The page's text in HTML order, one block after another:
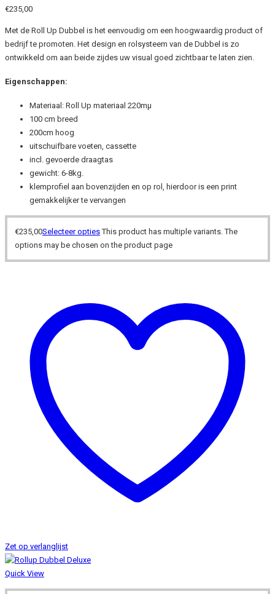
€235,00
Met de Roll Up Dubbel is het eenvoudig om een hoogwaardig product of
bedrijf te promoten. Het design en rolsysteem van de Dubbel is zo
ontwikkeld om aan beide zijdes uw visual goed zichtbaar te laten zien.
Eigenschappen:
Materiaal: Roll Up materiaal 220mµ
100 cm breed
200cm hoog
uitschuifbare voeten, cassette
incl. gevoerde draagtas
gewicht: 6-8kg.
klemprofiel aan bovenzijden en op rol, hierdoor is een print
gemakkelijker te vervangen
€235,00Selecteer opties This product has multiple variants. The
options may be chosen on the product page
Zet op verlanglijst
Quick View